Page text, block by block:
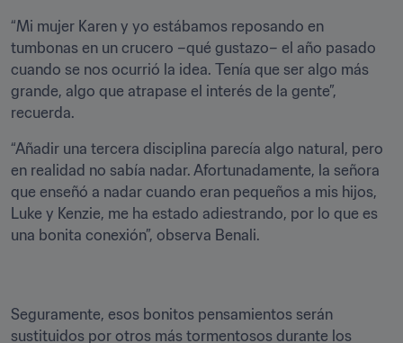
“Mi mujer Karen y yo estábamos reposando en
tumbonas en un crucero –qué gustazo– el año pasado
cuando se nos ocurrió la idea. Tenía que ser algo más
grande, algo que atrapase el interés de la gente”,
recuerda.
“Añadir una tercera disciplina parecía algo natural, pero
en realidad no sabía nadar. Afortunadamente, la señora
que enseñó a nadar cuando eran pequeños a mis hijos,
Luke y Kenzie, me ha estado adiestrando, por lo que es
una bonita conexión”, observa Benali.
Seguramente, esos bonitos pensamientos serán
sustituidos por otros más tormentosos durante los